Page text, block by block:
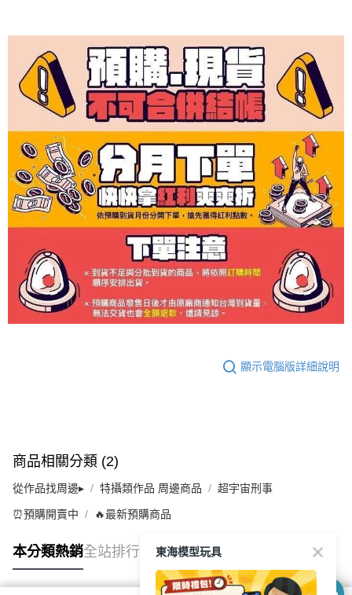
顯示電腦版詳細說明
商品相關分類 (2)
從作品找周邊▸ 特攝類作品 周邊商品 超宇宙刑事
⏰預購開賣中 🔥最新預購商品
本分類熱銷全站排行 東海模型玩具